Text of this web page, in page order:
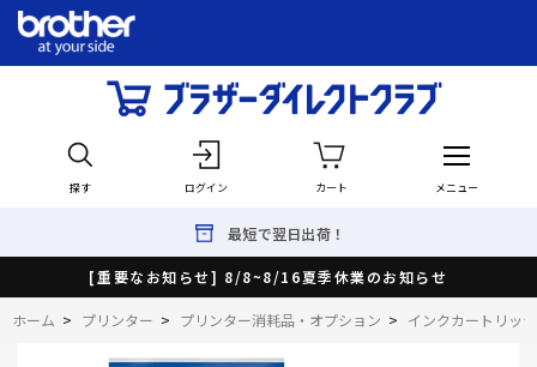
探す ログイン カート メニュー
最短で翌日出荷！
[重要なお知らせ] 8/8~8/16夏季休業のお知らせ
ホーム > プリンター > プリンター消耗品・オプション > インクカートリッジ